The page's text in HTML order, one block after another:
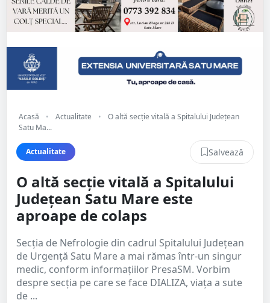
Acasă • Actualitate •
O altă secție vitală a Spitalului Județean
Satu Ma...
Actualitate Salvează
O altă secție vitală a Spitalului
Județean Satu Mare este
aproape de colaps
Secția de Nefrologie din cadrul Spitalului Județean
de Urgență Satu Mare a mai rămas într-un singur
medic, conform informațiilor PresaSM. Vorbim
despre secția pe care se face DIALIZA, viața a sute
de ...